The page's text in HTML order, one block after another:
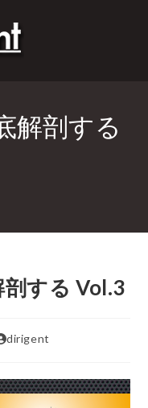
解剖する
剖する Vol.3
dirigent